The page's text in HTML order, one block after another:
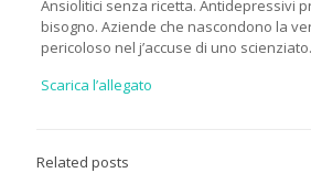
Ansiolitici senza ricetta. Antidepressivi
bisogno. Aziende che nascondono la
pericoloso nel j’accuse di uno scienziato.
Scarica l’allegato
Related posts